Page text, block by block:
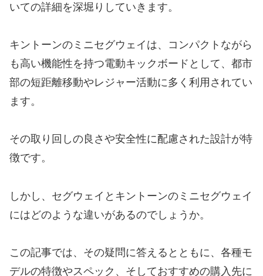
いての詳細を深堀りしていきます。
キントーンのミニセグウェイは、コンパクトながら
も高い機能性を持つ電動キックボードとして、都市
部の短距離移動やレジャー活動に多く利用されてい
ます。
その取り回しの良さや安全性に配慮された設計が特
徴です。
しかし、セグウェイとキントーンのミニセグウェイ
にはどのような違いがあるのでしょうか。
この記事では、その疑問に答えるとともに、各種モ
デルの特徴やスペック、そしておすすめの購入先に